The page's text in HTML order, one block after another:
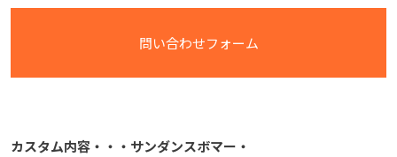
問い合わせフォーム
カスタム内容・・・サンダンスボマー・